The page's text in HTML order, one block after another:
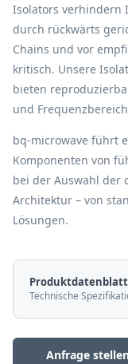
Isolators verhindern
durch rückwärts
Chains und vor
kritisch. Unsere
bieten
und
bq-microwave führt
Komponenten von
bei der Auswahl der
Architektur – von
Lösungen.
Produktdatenblatt
Technische
Anfrage